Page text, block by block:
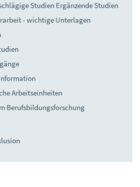
Studien Ergänzende Studien
- wichtige Unterlagen
Arbeitseinheiten
Berufsbildungsforschung